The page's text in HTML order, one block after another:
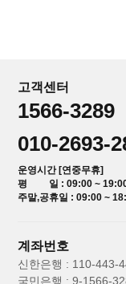
고객센터
1566-3289
010-2693-
운영시간 [연중무휴]
평 일 : 09:00 ~
주말,공휴일 : 09:00 ~
계좌번호
신한은행 : 110-443-
국민은행 : 9-1566-